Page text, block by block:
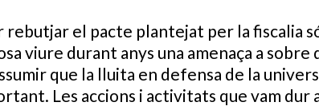
rebutjar el pacte plantejat per la fiscalia
viure durant anys una amenaça a sobre
que la lluita en defensa de la
Les accions i activitats que vam dur